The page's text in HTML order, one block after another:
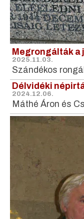
Megrongálták a
2025.11.03.
Szándékos
Délvidéki
2024.12.06.
Máthé Áron és